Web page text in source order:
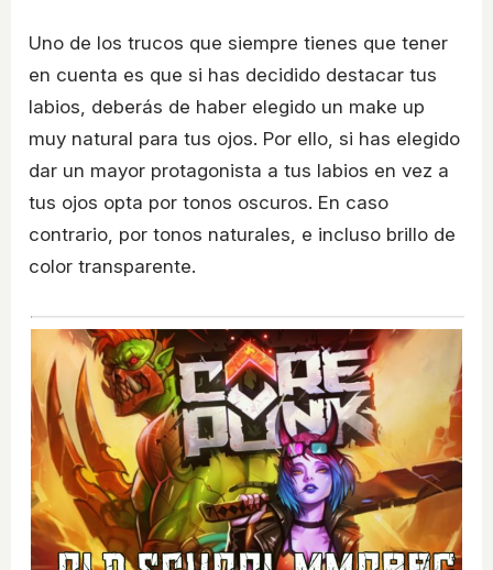
Uno de los trucos que siempre tienes que tener
en cuenta es que si has decidido destacar tus
labios, deberás de haber elegido un make up
muy natural para tus ojos. Por ello, si has elegido
dar un mayor protagonista a tus labios en vez a
tus ojos opta por tonos oscuros. En caso
contrario, por tonos naturales, e incluso brillo de
color transparente.